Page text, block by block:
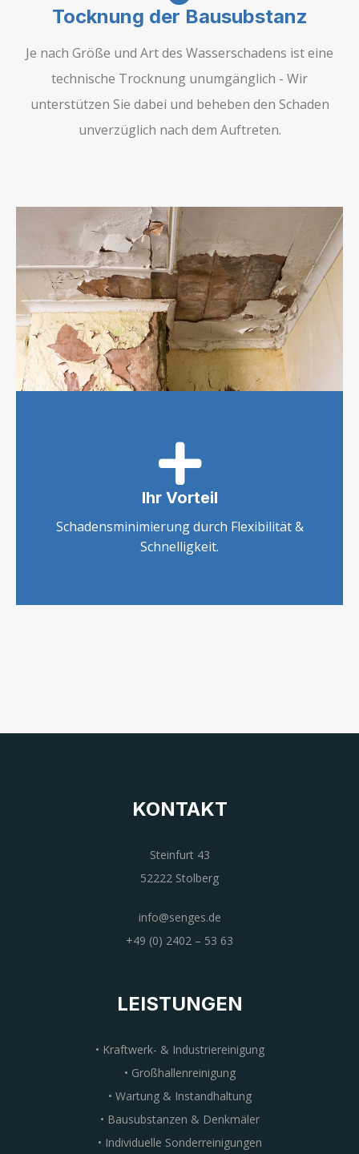
Tocknung der Bausubstanz
Je nach Größe und Art des Wasserschadens ist eine
technische Trocknung unumgänglich - Wir
unterstützen Sie dabei und beheben den Schaden
unverzüglich nach dem Auftreten.
Ihr Vorteil
Schadensminimierung durch Flexibilität &
Schnelligkeit.
KONTAKT
Steinfurt 43
52222 Stolberg
info@senges.de
+49 (0) 2402 – 53 63
LEISTUNGEN
• Kraftwerk- & Industriereinigung
• Großhallenreinigung
• Wartung & Instandhaltung
• Bausubstanzen & Denkmäler
• Individuelle Sonderreinigungen